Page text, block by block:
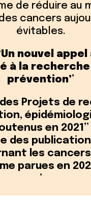
de réduire au
cancers
évitables.
Un nouvel
à la recherche
prévention
Projets de
en 2021
des
les cancers
parues en